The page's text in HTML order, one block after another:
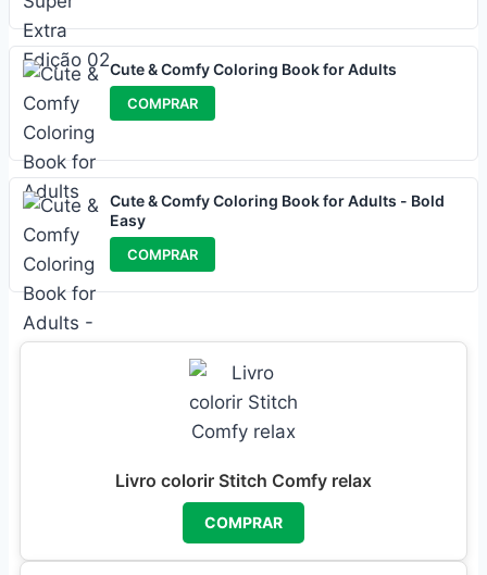
Cute & Comfy Coloring Book for Adults
COMPRAR
Cute & Comfy Coloring Book for Adults - Bold
Easy
COMPRAR
Livro colorir Stitch Comfy relax
COMPRAR